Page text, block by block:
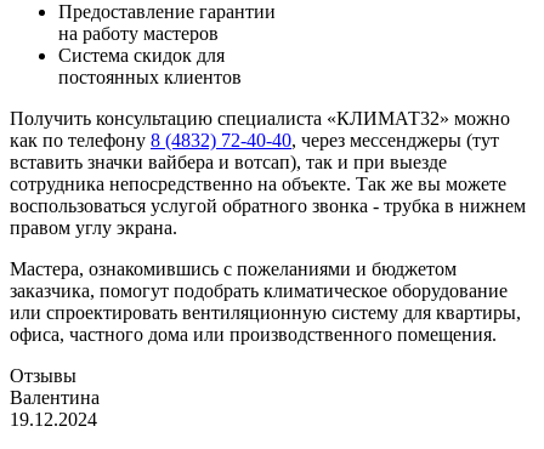
Предоставление гарантии
на работу мастеров
Система скидок для
постоянных клиентов
Получить консультацию специалиста «КЛИМАТ32» можно
как по телефону 8 (4832) 72-40-40, через мессенджеры (тут
вставить значки вайбера и вотсап), так и при выезде
сотрудника непосредственно на объекте. Так же вы можете
воспользоваться услугой обратного звонка - трубка в нижнем
правом углу экрана.
Мастера, ознакомившись с пожеланиями и бюджетом
заказчика, помогут подобрать климатическое оборудование
или спроектировать вентиляционную систему для квартиры,
офиса, частного дома или производственного помещения.
Отзывы
Валентина
19.12.2024